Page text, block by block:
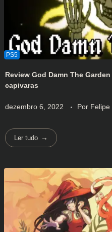
Review God Damn The
capivaras
dezembro 6, 2022 Por Felipe
Ler tudo